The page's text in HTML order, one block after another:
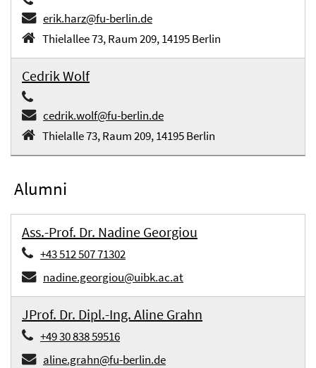
erik.harz@fu-berlin.de
Thielallee 73, Raum 209, 14195 Berlin
Cedrik Wolf
cedrik.wolf@fu-berlin.de
Thielalle 73, Raum 209, 14195 Berlin
Alumni
Ass.-Prof. Dr. Nadine Georgiou
+43 512 507 71302
nadine.georgiou@uibk.ac.at
JProf. Dr. Dipl.-Ing. Aline Grahn
+49 30 838 59516
aline.grahn@fu-berlin.de